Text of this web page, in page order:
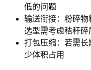
低的问题
输送衔接：粉碎物
选型需考虑秸秆碎
打包压缩：若需长
少体积占用